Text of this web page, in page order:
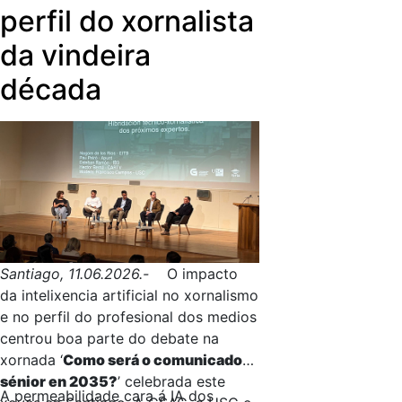
baseada no libro ‘A mellor sopa do
mundo’, mentres que o accésit viaxa
ata Narón, ao CPI do Feal, pola curta
‘Hai alguén máis feroz ca min?’.
perfil do xornalista
da vindeira
década
Santiago, 11.06.2026.-
O impacto
da intelixencia artificial no xornalismo
e no perfil do profesional dos medios
centrou boa parte do debate na
xornada ‘Como será o comunicador
sénior en 2035?’ celebrada este
A permeabilidade cara á IA dos